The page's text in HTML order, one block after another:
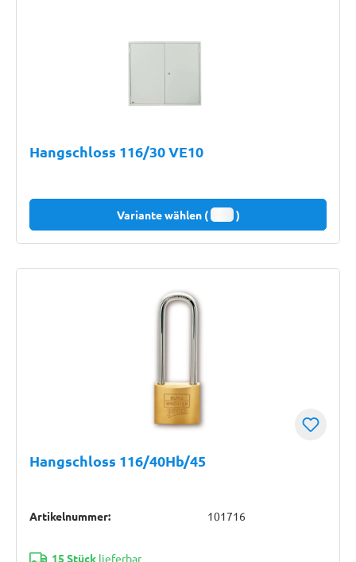
Hangschloss 116/30 VE10
Variante wählen ( )
Hangschloss 116/40Hb/45
Artikelnummer: 101716
15 Stücklieferbar